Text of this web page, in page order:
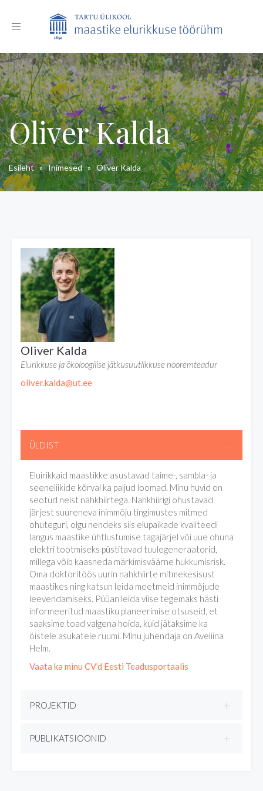
Toggle
Oliver Kalda
Esileht»Inimesed»Oliver Kalda
Oliver Kalda
Elurikkuse ja ökoloogilise jätkusuutlikkuse nooremteadur
oliver.kalda@ut.ee
ÜLDIST
Eluirikkaid maastikke asustavad taime-, sambla- ja
seeneliikide kõrval ka paljud loomad. Minu huvid on
seotud neist nahkhiirtega. Nahkhiirigi ohustavad
järjest suureneva inimmõju tingimustes mitmed
ohuteguri, olgu nendeks siis elupaikade kvaliteedi
langus maastike ühtlustumise tagajärjel või uue ohuna
elektri tootmiseks püstitavad tuulegeneraatorid,
millega võib kaasneda märkimisväärne hukkumisrisk.
Oma doktoritöös uurin nahkhiirte mitmekesisust
maastikes ning katsun leida meetmeid inimmõjude
leevendamiseks. Püüan leida viise tegemaks hästi
informeeritud maastiku planeerimise otsuseid, et
saaksime toad valgena hoida, kuid jätaksime ka
öistele asukatele ruumi. Minu juhendaja on Aveliina
Helm.
Vaata ka minu CV’d Eesti Teadusportaalis
PROJEKTID
PUBLIKATSIOONID